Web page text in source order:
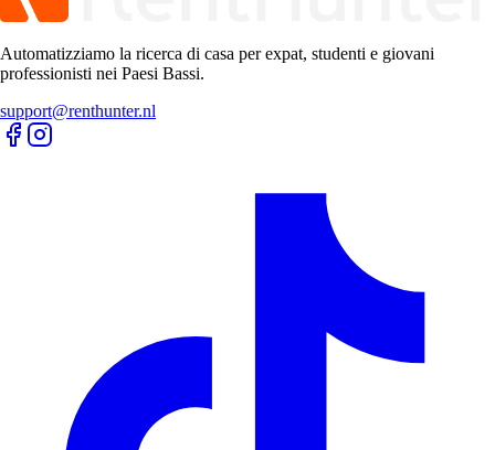
Automatizziamo la ricerca di casa per expat, studenti e giovani
professionisti nei Paesi Bassi.
support@renthunter.nl